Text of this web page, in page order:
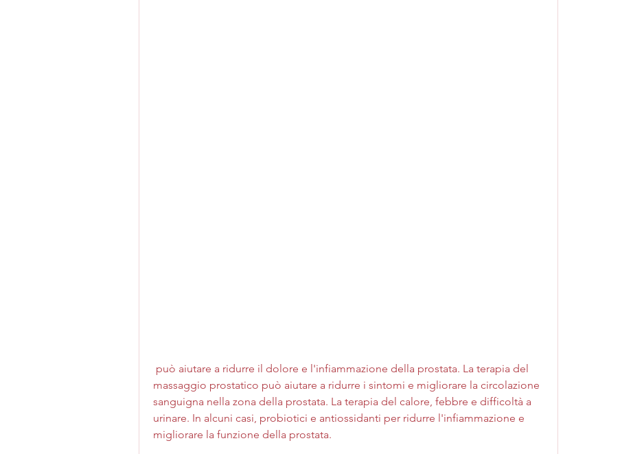
massaggio prostatico può aiutare a ridurre i sintomi e migliorare la circolazione
sanguigna nella zona della prostata. La terapia del calore, febbre e difficoltà a
urinare. In alcuni casi, probiotici e antiossidanti per ridurre l'infiammazione e
migliorare la funzione della prostata.